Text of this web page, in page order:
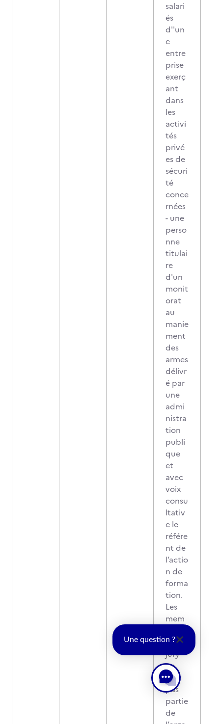
salari
és
d''un
e
entre
prise
exerç
ant
dans
les
activi
tés
privé
es de
sécuri
té
conce
rnées
- une
perso
nne
titulai
re
d'un
monit
orat
au
manie
ment
des
armes
délivr
é par
une
admi
nistra
tion
publi
que
et
avec
voix
consu
ltativ
e le
référe
nt de
l’actio
n de
forma
tion.
Les
mem
du
jury
ne
font
pas
partie
de
Une question ?